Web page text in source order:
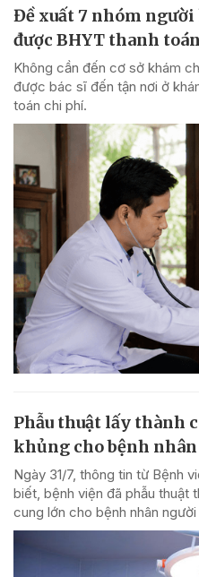
Đề xuất 7 nhóm
được BHYT thanh
Không cần đến cơ sở khám
được bác sĩ đến tận nơi ở
toán chi phí.
Phẫu thuật lấy thành
khủng cho bệnh nhân
Ngày 31/7, thông tin từ Bệnh
biết, bệnh viện đã phẫu thuật
cung lớn cho bệnh nhân người